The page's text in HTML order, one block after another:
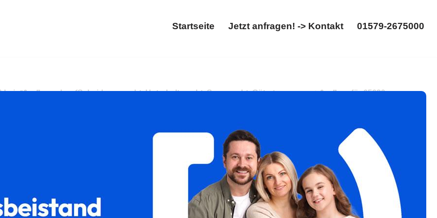
Startseite Jetzt anfragen! -> Kontakt 01579-2675000
↗️𝐟𝐚𝐦𝐢𝐥𝐮𝐦 oder ✓Scheidungsrecht, Unterhaltsrecht, Sorgerecht, Gütertrennung. ➡️ 𝐟𝐚𝐦𝐢𝐥𝐮𝐦, für 65620